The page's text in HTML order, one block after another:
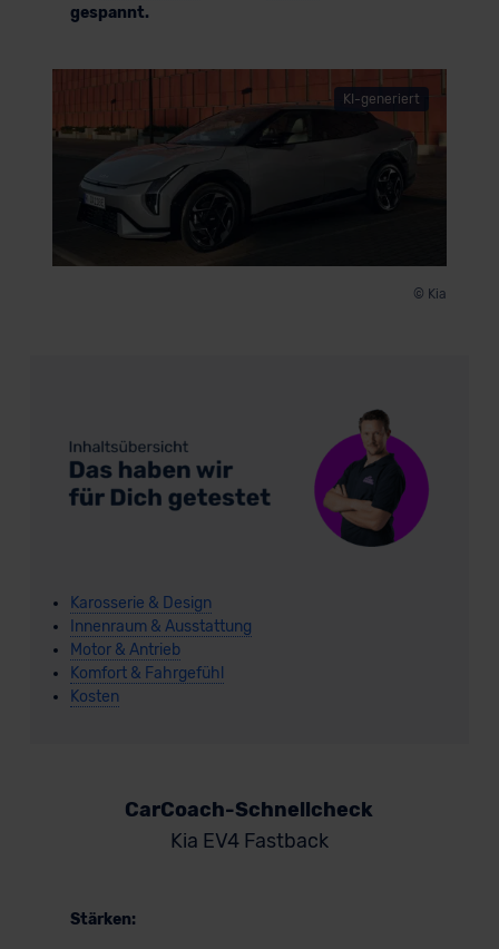
gespannt.
KI-generiert
© Kia
Karosserie & Design
Innenraum & Ausstattung
Motor & Antrieb
Komfort & Fahrgefühl
Kosten
CarCoach-Schnellcheck
Kia EV4 Fastback
Stärken: